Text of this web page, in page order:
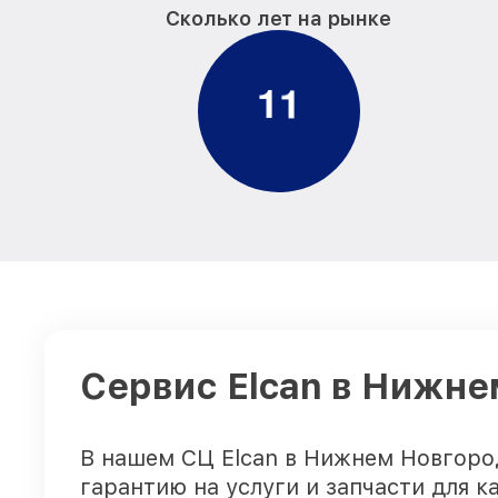
Сколько лет на рынке
11
Сервис Elcan в
В нашем СЦ Elcan в Нижнем
гарантию на услуги и запчасти для